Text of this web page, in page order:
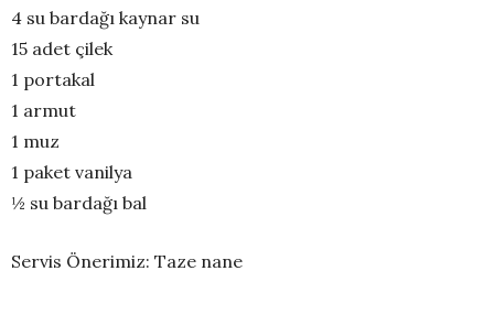
4 su bardağı kaynar su
15 adet çilek
1 portakal
1 armut
1 muz
1 paket vanilya
½ su bardağı bal
Servis Önerimiz: Taze nane